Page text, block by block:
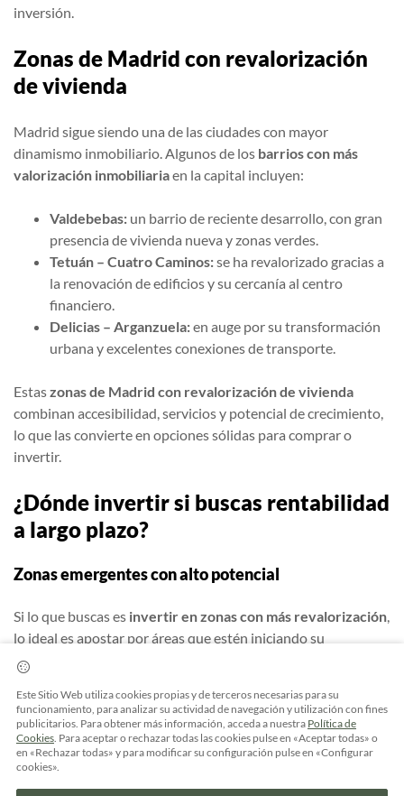
inversión.
Zonas de Madrid con revalorización
de vivienda
Madrid sigue siendo una de las ciudades con mayor
dinamismo inmobiliario. Algunos de los barrios con más
valorización inmobiliariaen la capital incluyen:
Valdebebas: un barrio de reciente desarrollo, con gran
presencia de vivienda nueva y zonas verdes.
Tetuán – Cuatro Caminos:se ha revalorizado gracias a
la renovación de edificios y su cercanía al centro
financiero.
Delicias – Arganzuela:en auge por su transformación
urbana y excelentes conexiones de transporte.
Estaszonas de Madrid con revalorización de vivienda
combinan accesibilidad, servicios y potencial de crecimiento,
lo que las convierte en opciones sólidas para comprar o
invertir.
¿Dónde invertir si buscas rentabilidad
a largo plazo?
Zonas emergentes con alto potencial
Si lo que buscas es invertir en zonas con más revalorización
lo ideal es apostar por áreas que estén iniciando su
transformación. Estas son algunas recomendaciones:
Distrito Zeta (Málaga):urbanismo inteligente y
ubicación estratégica.
Sants-Montjuïc (Barcelona):renovación urbana con
gran proyección.
Valdebebas (Madrid):para familias jóvenes y
Este Sitio Web utiliza cookies propias y de terceros necesarias para su
funcionamiento, para analizar su actividad de navegación y utilización con fines
publicitarios. Para obtener más información, acceda a nuestra Política de
Cookies . Para aceptar o rechazar todas las cookies pulse en «Aceptar todas» o
en «Rechazar todas» y para modificar su configuración pulse en «Configurar
cookies».